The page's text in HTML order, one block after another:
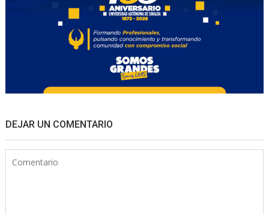
DEJAR UN COMENTARIO